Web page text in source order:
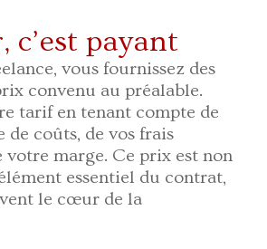
c’est payant
vous fournissez des
convenu au préalable.
tarif en tenant compte de
coûts, de vos frais
votre marge. Ce prix est non
essentiel du contrat,
le cœur de la